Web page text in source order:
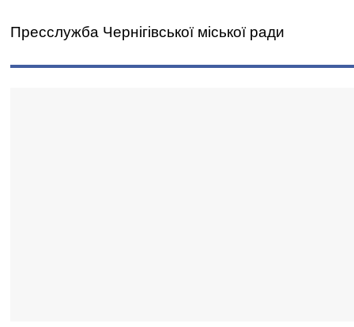
Пресслужба Чернігівської міської ради